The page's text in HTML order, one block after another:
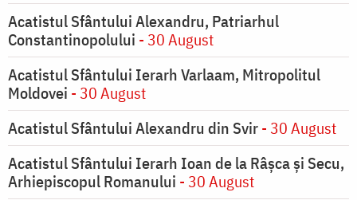
Acatistul Sfântului Alexandru, Patriarhul
Constantinopolului - 30 August
Acatistul Sfântului Ierarh Varlaam, Mitropolitul
Moldovei - 30 August
Acatistul Sfântului Alexandru din Svir- 30 August
Acatistul Sfântului Ierarh Ioan de la Râşca şi Secu,
Arhiepiscopul Romanului - 30 August